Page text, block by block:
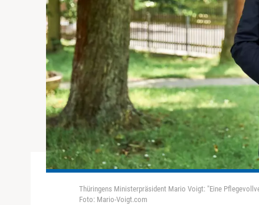
Thüringens Ministerpräsident Mario Voigt: "Eine
Foto: Mario-Voigt.com